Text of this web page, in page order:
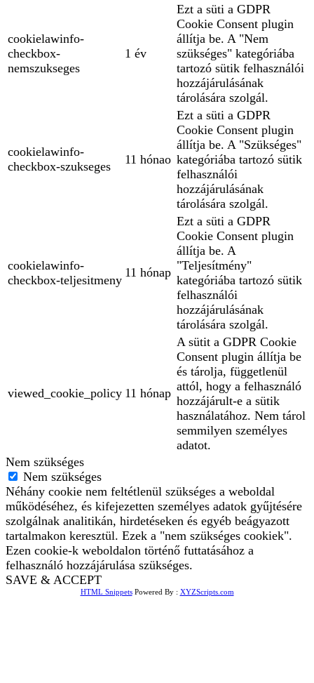
cookielawinfo-
checkbox-
nemszukseges
1 év
Ezt a süti a GDPR
Cookie Consent plugin
állítja be. A "Nem
szükséges" kategóriába
tartozó sütik felhasználói
hozzájárulásának
tárolására szolgál.
cookielawinfo-
checkbox-szukseges
11 hónao
Ezt a süti a GDPR
Cookie Consent plugin
állítja be. A "Szükséges"
kategóriába tartozó sütik
felhasználói
hozzájárulásának
tárolására szolgál.
cookielawinfo-
checkbox-teljesitmeny
11 hónap
Ezt a süti a GDPR
Cookie Consent plugin
állítja be. A
"Teljesítmény"
kategóriába tartozó sütik
felhasználói
hozzájárulásának
tárolására szolgál.
viewed_cookie_policy 11 hónap
A sütit a GDPR Cookie
Consent plugin állítja be
és tárolja, függetlenül
attól, hogy a felhasználó
hozzájárult-e a sütik
használatához. Nem tárol
semmilyen személyes
adatot.
Nem szükséges
Nem szükséges
Néhány cookie nem feltétlenül szükséges a weboldal
működéséhez, és kifejezetten személyes adatok gyűjtésére
szolgálnak analitikán, hirdetéseken és egyéb beágyazott
tartalmakon keresztül. Ezek a "nem szükséges cookiek".
Ezen cookie-k weboldalon történő futtatásához a
felhasználó hozzájárulása szükséges.
SAVE & ACCEPT
HTML SnippetsPowered By : XYZScripts.com